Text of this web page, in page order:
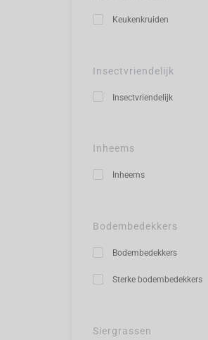
Keukenkruiden
Insectvriendelijk
Insectvriendelijk
Inheems
Inheems
Bodembedekkers
Bodembedekkers
Sterke bodembedekkers
Siergrassen